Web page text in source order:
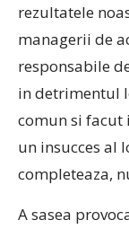
rezultatele
managerii de
responsabile
in detrimentul
comun si facut
un insucces al
completeaza,
A sasea